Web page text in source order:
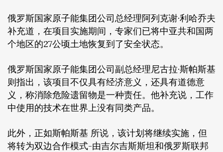
俄罗斯国家原子能集团公司总经理阿列克谢·利哈乔夫
补充道，在项目实施期间，专家们已将中亚共和国两
个地区的27公顷土地恢复到了安全状态。
俄罗斯国家原子能集团公司副总经理尼古拉·斯帕斯基
则指出，该项目不仅具有经济意义，还具有道德意
义，称消除危险遗留物是一种责任。他补充说，工作
中使用的技术在世界上没有同类产品。
此外，正如斯帕斯基 所说，该计划将继续实施，但
将转为双边合作模式-由吉尔吉斯斯坦和俄罗斯联邦